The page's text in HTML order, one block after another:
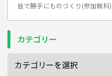
皆で勝手にものづくり(参加無料)
カテゴリー